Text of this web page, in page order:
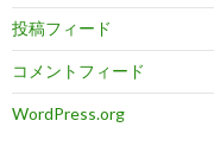
投稿フィード
コメントフィード
WordPress.org